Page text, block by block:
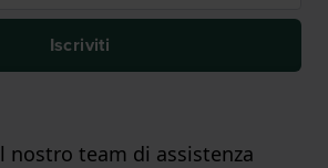
Iscriviti
nostro team di assistenza